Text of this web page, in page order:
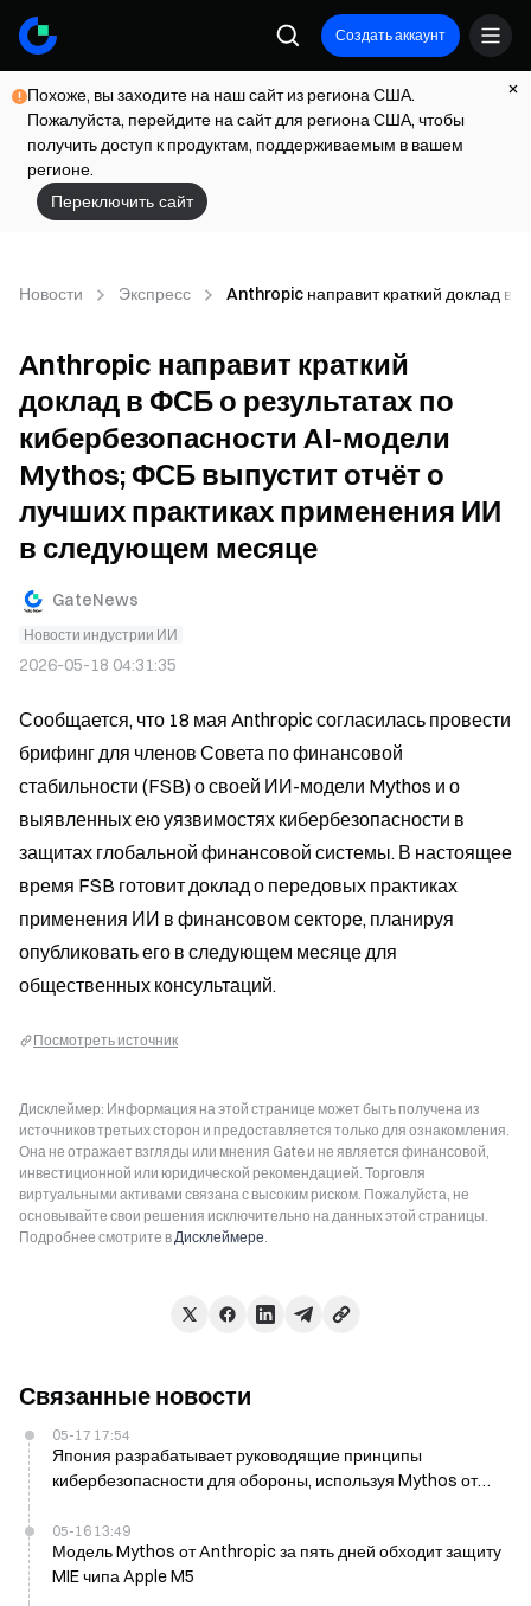
Создать аккаунт
Похоже, вы заходите на наш сайт из региона США.
Пожалуйста, перейдите на сайт для региона США, чтобы
получить доступ к продуктам, поддерживаемым в вашем
регионе.
Переключить сайт
Новости Экспресс Anthropic направит краткий доклад в
Anthropic направит краткий
доклад в ФСБ о результатах по
кибербезопасности AI-модели
Mythos; ФСБ выпустит отчёт о
лучших практиках применения ИИ
в следующем месяце
GateNews
Новости индустрии ИИ
2026-05-18 04:31:35
Сообщается, что 18 мая Anthropic согласилась провести
брифинг для членов Совета по финансовой
стабильности (FSB) о своей ИИ-модели Mythos и о
выявленных ею уязвимостях кибербезопасности в
защитах глобальной финансовой системы. В настоящее
время FSB готовит доклад о передовых практиках
применения ИИ в финансовом секторе, планируя
опубликовать его в следующем месяце для
общественных консультаций.
Посмотреть источник
Дисклеймер: Информация на этой странице может быть получена из
источников третьих сторон и предоставляется только для ознакомления.
Она не отражает взгляды или мнения Gate и не является финансовой,
инвестиционной или юридической рекомендацией. Торговля
виртуальными активами связана с высоким риском. Пожалуйста, не
основывайте свои решения исключительно на данных этой страницы.
Подробнее смотрите вДисклеймере.
Связанные новости
05-17 17:54
Япония разрабатывает руководящие принципы
кибербезопасности для обороны, используя Mythos от
05-16 13:49
Модель Mythos от Anthropic за пять дней обходит защиту
MIE чипа Apple M5